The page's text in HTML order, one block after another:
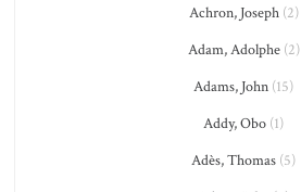
Achron, Joseph(2)
Adam, Adolphe(2)
Adams, John (15)
Addy, Obo (1)
Adès, Thomas (5)